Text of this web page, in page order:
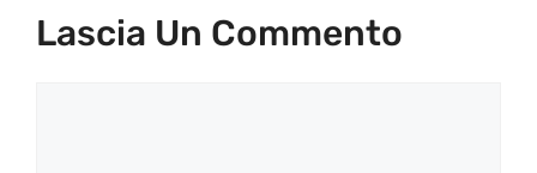
Lascia Un Commento